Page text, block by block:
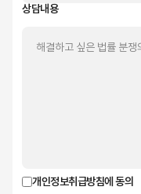
상담내용
개인정보취급방침에 동의